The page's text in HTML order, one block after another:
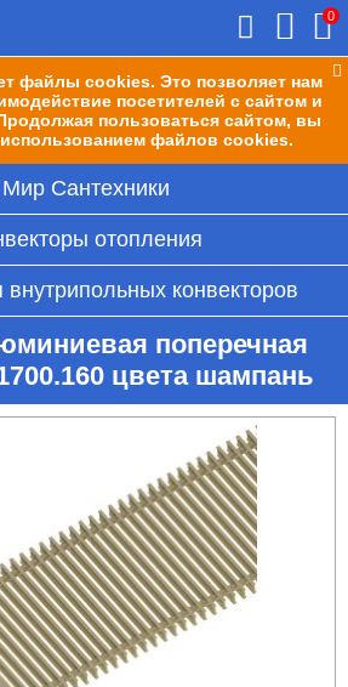
файлы cookies. Это позволяет нам
посетителей с сайтом и
пользоваться сайтом, вы
файлов cookies.
0
Мир Сантехники
отопления
конвекторов
поперечная
цвета шампань